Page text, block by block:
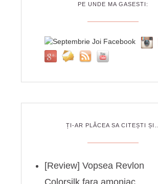
PE UNDE MA GASESTI:
ȚI-AR PLĂCEA SA CITEȘTI ȘI…
[Review] Vopsea Revlon
Colorsilk fara amoniac